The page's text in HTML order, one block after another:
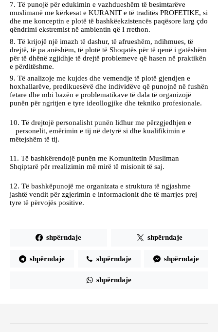
Të punojë për edukimin e vazhdueshëm të besimtarëve
muslimanë me kërkesat e KURANIT e të traditës PROFETIKE, si
dhe me konceptin e plotë të bashkëekzistencës paqësore larg çdo
qëndrimi ekstremist në ambientin që I rrethon.
Të krijojë një imazh të dashur, të afrueshëm, ndihmues, të
drejtë, të pa anëshëm, të plotë të Shoqatës për të qenë i gatëshëm
për të dhënë zgjidhje të drejtë problemeve që hasen në praktikën
e përditëshme.
Të analizoje me kujdes dhe vemendje të plotë gjendjen e
hoxhallarëve, predikuesëvë dhe individëve që punojnë në fushën
fetare dhe mbi bazën e problematikave të dala të organizojë
punën për ngritjen e tyre ideollogjike dhe tekniko profesionale.
10. Të drejtojë personalisht punën lidhur me përzgjedhjen e
personelit, emërimin e tij në detyrë si dhe kualifikimin e
mëtejshëm të tij.
11. Të bashkërendojë punën me Komunitetin Musliman
Shqiptarë për rrealizimin më mirë të misionit të saj.
12. Të bashkëpunojë me organizata e struktura të ngjashme
jashtë vendit për zgjerimin e informacionit dhe të marrjes prej
tyre të përvojës positive.
shpërndaje shpërndaje
shpërndaje shpërndaje shpërndaje
shpërndaje